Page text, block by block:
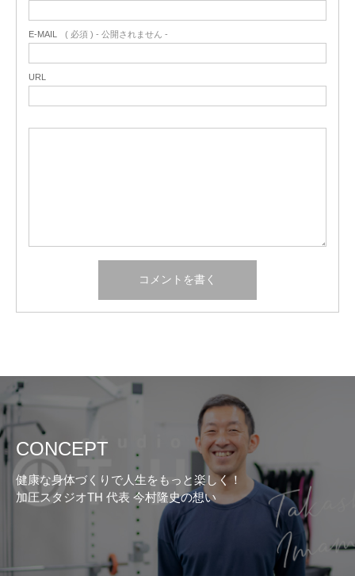
E-MAIL ( 必須 ) - 公開されません -
URL
CONCEPT
健康な身体づくりで人生をもっと楽しく！
加圧スタジオTH 代表 今村隆史の想い